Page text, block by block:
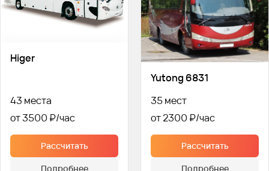
Higer
43 места
от 3500 ₽
Рассчитать
Подробнее
Yutong 6831
35 мест
от 2300 ₽
Рассчитать
Подробнее